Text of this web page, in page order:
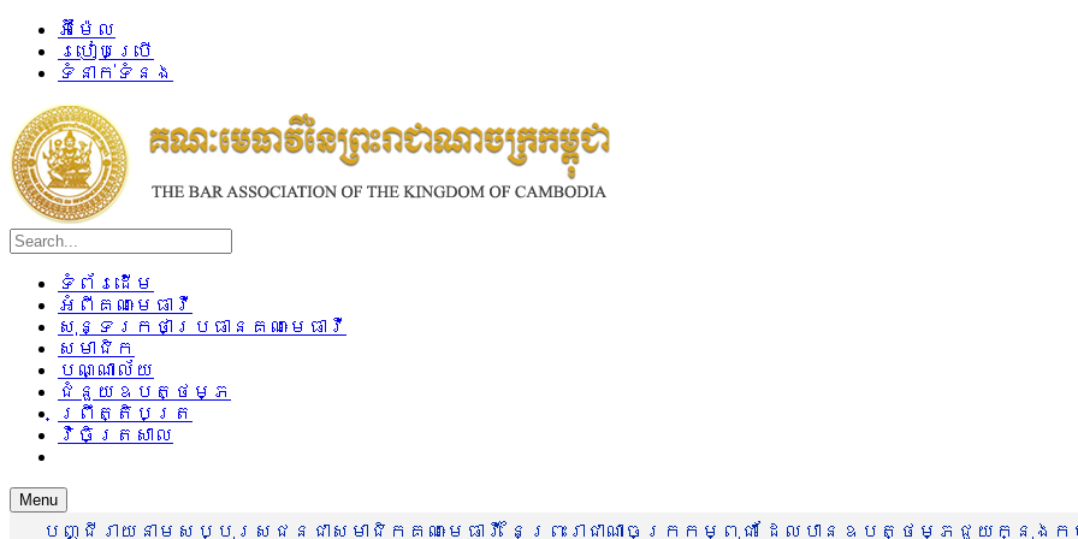
អ៊ីម៉ែល
របៀបប្រើ
ទំនាក់ទំនង
ទំព័រដើម
អំពីគណៈមេធាវី
សុន្ទរកថាប្រធានគណៈមេធាវី
សមាជិក
បណ្ណាល័យ
ជំនួយឧបត្ថម្ភ
ព្រឹត្តិបត្រ
វិចិត្រសាល
Menu
បញ្ជីរាយនាមសប្បុរសជនជាសមាជិកគណៈមេធាវី នៃព្រះរាជាណាចក្រកម្ពុជា ដែលបានឧបត្ថម្ភជួយក្នុង